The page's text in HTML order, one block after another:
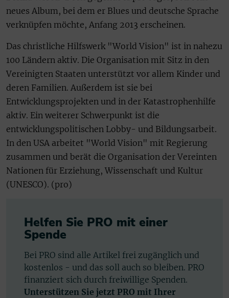
neues Album, bei dem er Blues und deutsche Sprache
verknüpfen möchte, Anfang 2013 erscheinen.
Das christliche Hilfswerk "World Vision" ist in nahezu
100 Ländern aktiv. Die Organisation mit Sitz in den
Vereinigten Staaten unterstützt vor allem Kinder und
deren Familien. Außerdem ist sie bei
Entwicklungsprojekten und in der Katastrophenhilfe
aktiv. Ein weiterer Schwerpunkt ist die
entwicklungspolitischen Lobby- und Bildungsarbeit.
In den USA arbeitet "World Vision" mit Regierung
zusammen und berät die Organisation der Vereinten
Nationen für Erziehung, Wissenschaft und Kultur
(UNESCO). (pro)
Helfen Sie PRO mit einer
Spende
Bei PRO sind alle Artikel frei zugänglich und
kostenlos - und das soll auch so bleiben. PRO
finanziert sich durch freiwillige Spenden.
Unterstützen Sie jetzt PRO mit Ihrer